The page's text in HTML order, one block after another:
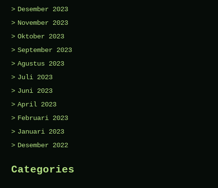
Desember 2023
November 2023
Oktober 2023
September 2023
Agustus 2023
Juli 2023
Juni 2023
April 2023
Februari 2023
Januari 2023
Desember 2022
Categories